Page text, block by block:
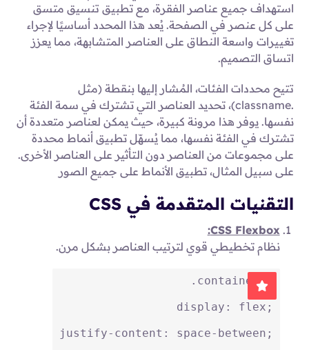
استهداف جميع عناصر الفقرة، مع تطبيق تنسيق متسق
على كل عنصر في الصفحة. يُعد هذا المحدد أساسيًا لإجراء
تغييرات واسعة النطاق على العناصر المتشابهة، مما يعزز
اتساق التصميم.
تتيح محددات الفئات، المُشار إليها بنقطة (مثل
.classname)، تحديد العناصر التي تشترك في سمة الفئة
نفسها. يوفر هذا مرونة كبيرة، حيث يمكن لعناصر متعددة أن
تشترك في الفئة نفسها، مما يُسهّل تطبيق أنماط محددة
على مجموعات من العناصر دون التأثير على العناصر الأخرى.
على سبيل المثال، تطبيق الأنماط على جميع الصور
التقنيات المتقدمة في CSS
CSS Flexbox:
نظام تخطيطي قوي لترتيب العناصر بشكل مرن.
.container {
display : flex;
justify-content : space-between;